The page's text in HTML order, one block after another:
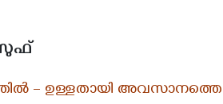
– ഉള്ളതായി അവസാനത്തെ